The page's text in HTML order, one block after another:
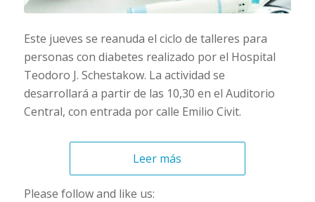
Este jueves se reanuda el ciclo de talleres para
personas con diabetes realizado por el Hospital
Teodoro J. Schestakow. La actividad se
desarrollará a partir de las 10,30 en el Auditorio
Central, con entrada por calle Emilio Civit.
Leer más
Please follow and like us: